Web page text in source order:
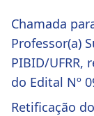
Chamada
Professor(a)
PIBID/UFRR,
do Edital Nº
Retificação